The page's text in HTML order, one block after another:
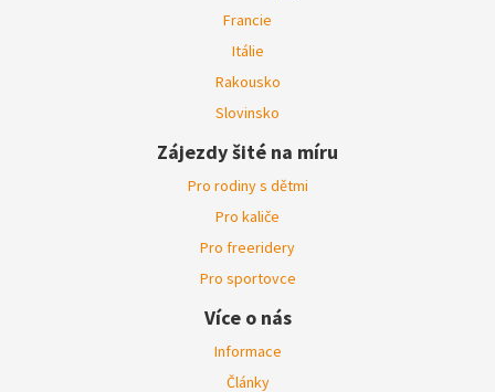
Francie
Itálie
Rakousko
Slovinsko
Zájezdy šité na míru
Pro rodiny s dětmi
Pro kaliče
Pro freeridery
Pro sportovce
Více o nás
Informace
Články